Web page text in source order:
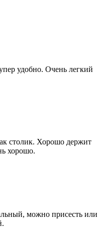
удобно. Очень легкий
столик. Хорошо держит
хорошо.
можно присесть или